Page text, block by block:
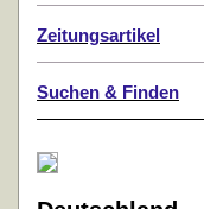
Zeitungsartikel
Suchen & Finden